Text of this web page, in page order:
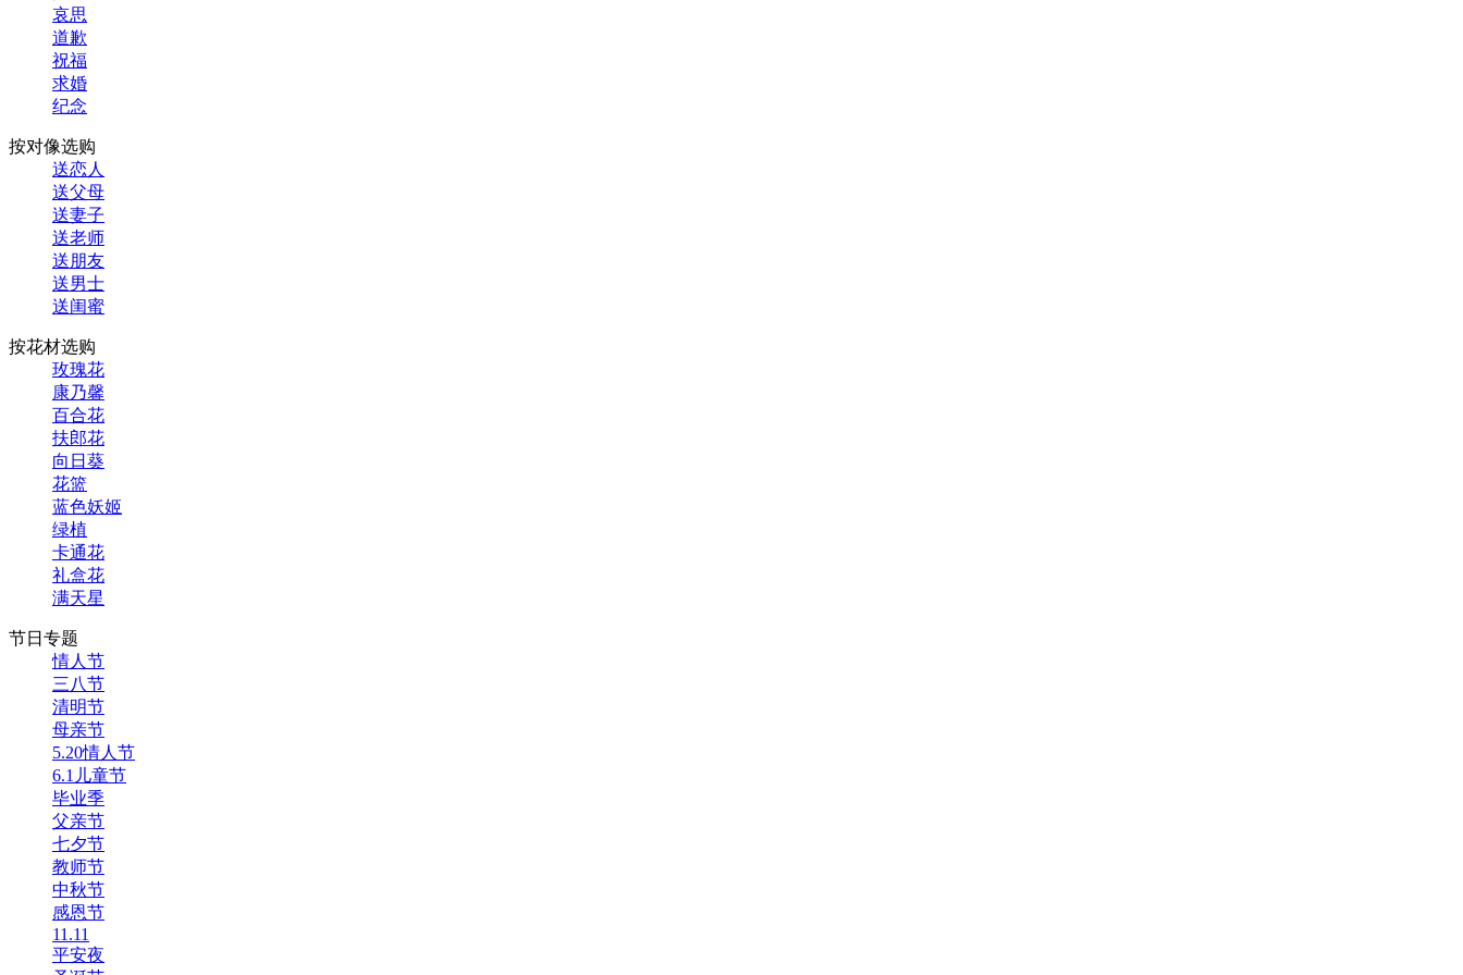
哀思
道歉
祝福
求婚
纪念
按对像选购
送恋人
送父母
送妻子
送老师
送朋友
送男士
送闺蜜
按花材选购
玫瑰花
康乃馨
百合花
扶郎花
向日葵
花篮
蓝色妖姬
绿植
卡通花
礼盒花
满天星
节日专题
情人节
三八节
清明节
母亲节
5.20情人节
6.1儿童节
毕业季
父亲节
七夕节
教师节
中秋节
感恩节
11.11
平安夜